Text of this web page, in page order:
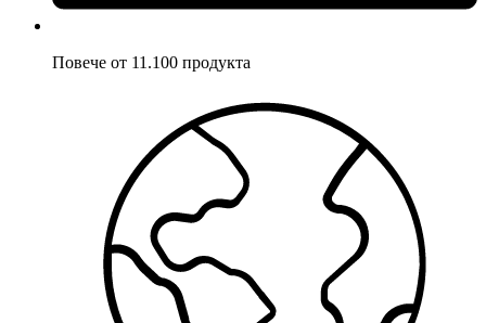
Повече от 11.100 продукта